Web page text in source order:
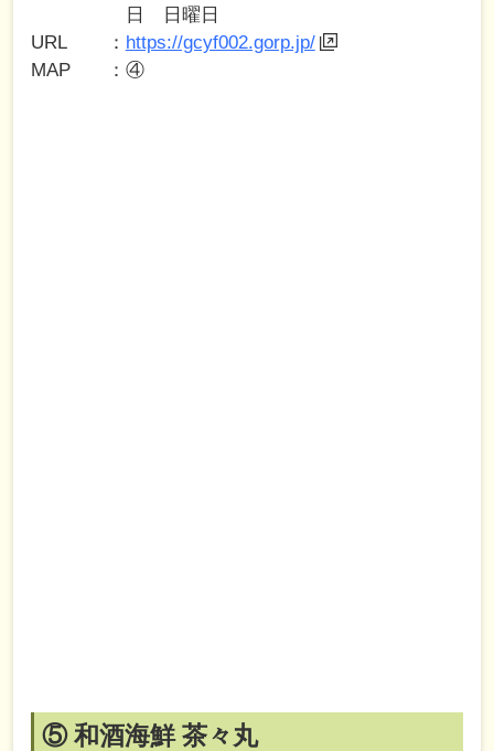
日 日曜日
URL
https://gcyf002.gorp.jp/
MAP
④
⑤ 和酒海鮮 茶々丸